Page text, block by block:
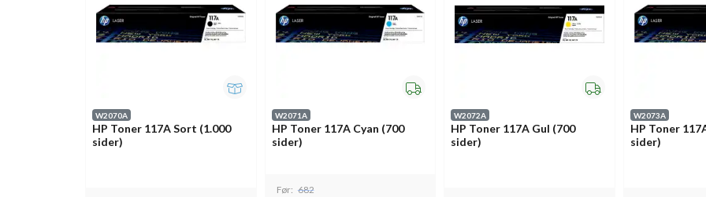
W2070A
HP Toner 117A Sort (1.000
sider)
W2071A
HP Toner 117A Cyan (700
sider)
Før: 682
W2072A
HP Toner 117A Gul (700
sider)
W2073A
HP Toner
sider)